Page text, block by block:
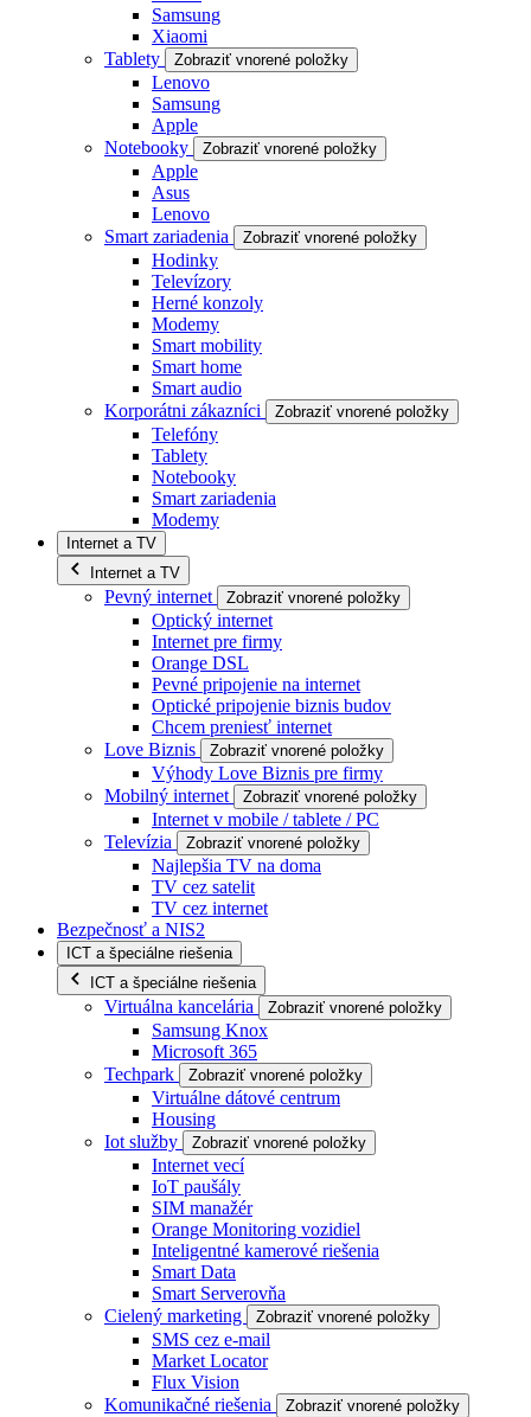
Samsung
Xiaomi
Tablety
Zobraziť vnorené položky
Lenovo
Samsung
Apple
Notebooky
Zobraziť vnorené položky
Apple
Asus
Lenovo
Smart zariadenia
Zobraziť vnorené položky
Hodinky
Televízory
Herné konzoly
Modemy
Smart mobility
Smart home
Smart audio
Korporátni zákazníci
Zobraziť vnorené položky
Telefóny
Tablety
Notebooky
Smart zariadenia
Modemy
Internet a TV
Internet a TV
Pevný internet Zobraziť vnorené položky
Optický internet
Internet pre firmy
Orange DSL
Pevné pripojenie na internet
Optické pripojenie biznis budov
Chcem preniesť internet
Love Biznis
Zobraziť vnorené položky
Výhody Love Biznis pre firmy
Mobilný internet
Zobraziť vnorené položky
Internet v mobile / tablete / PC
Televízia
Zobraziť vnorené položky
Najlepšia TV na doma
TV cez satelit
TV cez internet
Bezpečnosť a NIS2
ICT a špeciálne riešenia
ICT a špeciálne riešenia
Virtuálna kancelária Zobraziť vnorené položky
Samsung Knox
Microsoft 365
Techpark
Zobraziť vnorené položky
Virtuálne dátové centrum
Housing
Iot služby
Zobraziť vnorené položky
Internet vecí
IoT paušály
SIM manažér
Orange Monitoring vozidiel
Inteligentné kamerové riešenia
Smart Data
Smart Serverovňa
Cielený marketing
Zobraziť vnorené položky
SMS cez e-mail
Market Locator
Flux Vision
Komunikačné riešenia
Zobraziť vnorené položky